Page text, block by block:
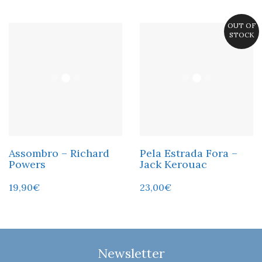
Assombro – Richard
Powers
19,90€
OUT OF
STOCK
Pela Estrada Fora –
Jack Kerouac
23,00€
Newsletter